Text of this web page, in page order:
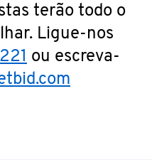
terão todo o
Ligue-nos
ou escreva-